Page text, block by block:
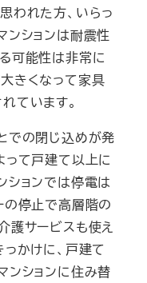
われた方、いらっ
ンションは耐震性
可能性は非常に
きくなって家具
ています。
での閉じ込めが発
って戸建て以上に
ションでは停電は
の停止で高層階の
護サービスも使え
かけに、戸建て
ンションに住み替